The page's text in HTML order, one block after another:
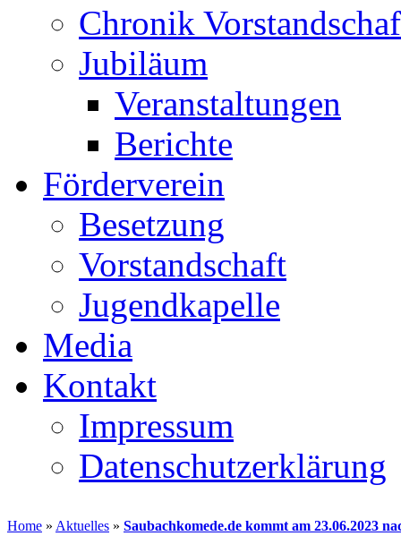
Chronik
Jubiläum
Veranstaltungen
Berichte
Förderverein
Besetzung
Vorstandschaft
Jugendkapelle
Media
Kontakt
Impressum
Datenschutzerklärung
Home » Aktuelles » Saubachkomede.de kommt am 23.06.2023